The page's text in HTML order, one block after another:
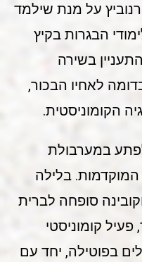
בצ'רנוביץ על מנת שילמד
הבגרות בקיץ
התחיל להתעניין בשירה
לאחיו הבכור,
הקומוניסטית.
במערבולת
האירועים של שנות ה-1940 המוקדמות. בלילה
כשצפון בוקובינה סופחה לברית
קומוניסטי
בפוטילה, יחד עם